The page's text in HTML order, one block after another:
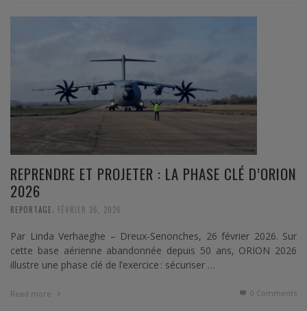
REPRENDRE ET PROJETER : LA PHASE CLÉ D’ORION
2026
REPORTAGE FÉVRIER 26, 2026
Par Linda Verhaeghe – Dreux-Senonches, 26 février 2026. Sur
cette base aérienne abandonnée depuis 50 ans, ORION 2026
illustre une phase clé de l’exercice : sécuriser …
Read more 0 Comments